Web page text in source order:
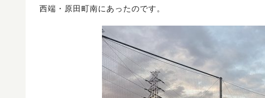
西端・原田町南にあったのです。